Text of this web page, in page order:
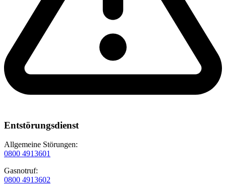
Entstörungsdienst
Allgemeine Störungen:
0800 4913601
Gasnotruf:
0800 4913602